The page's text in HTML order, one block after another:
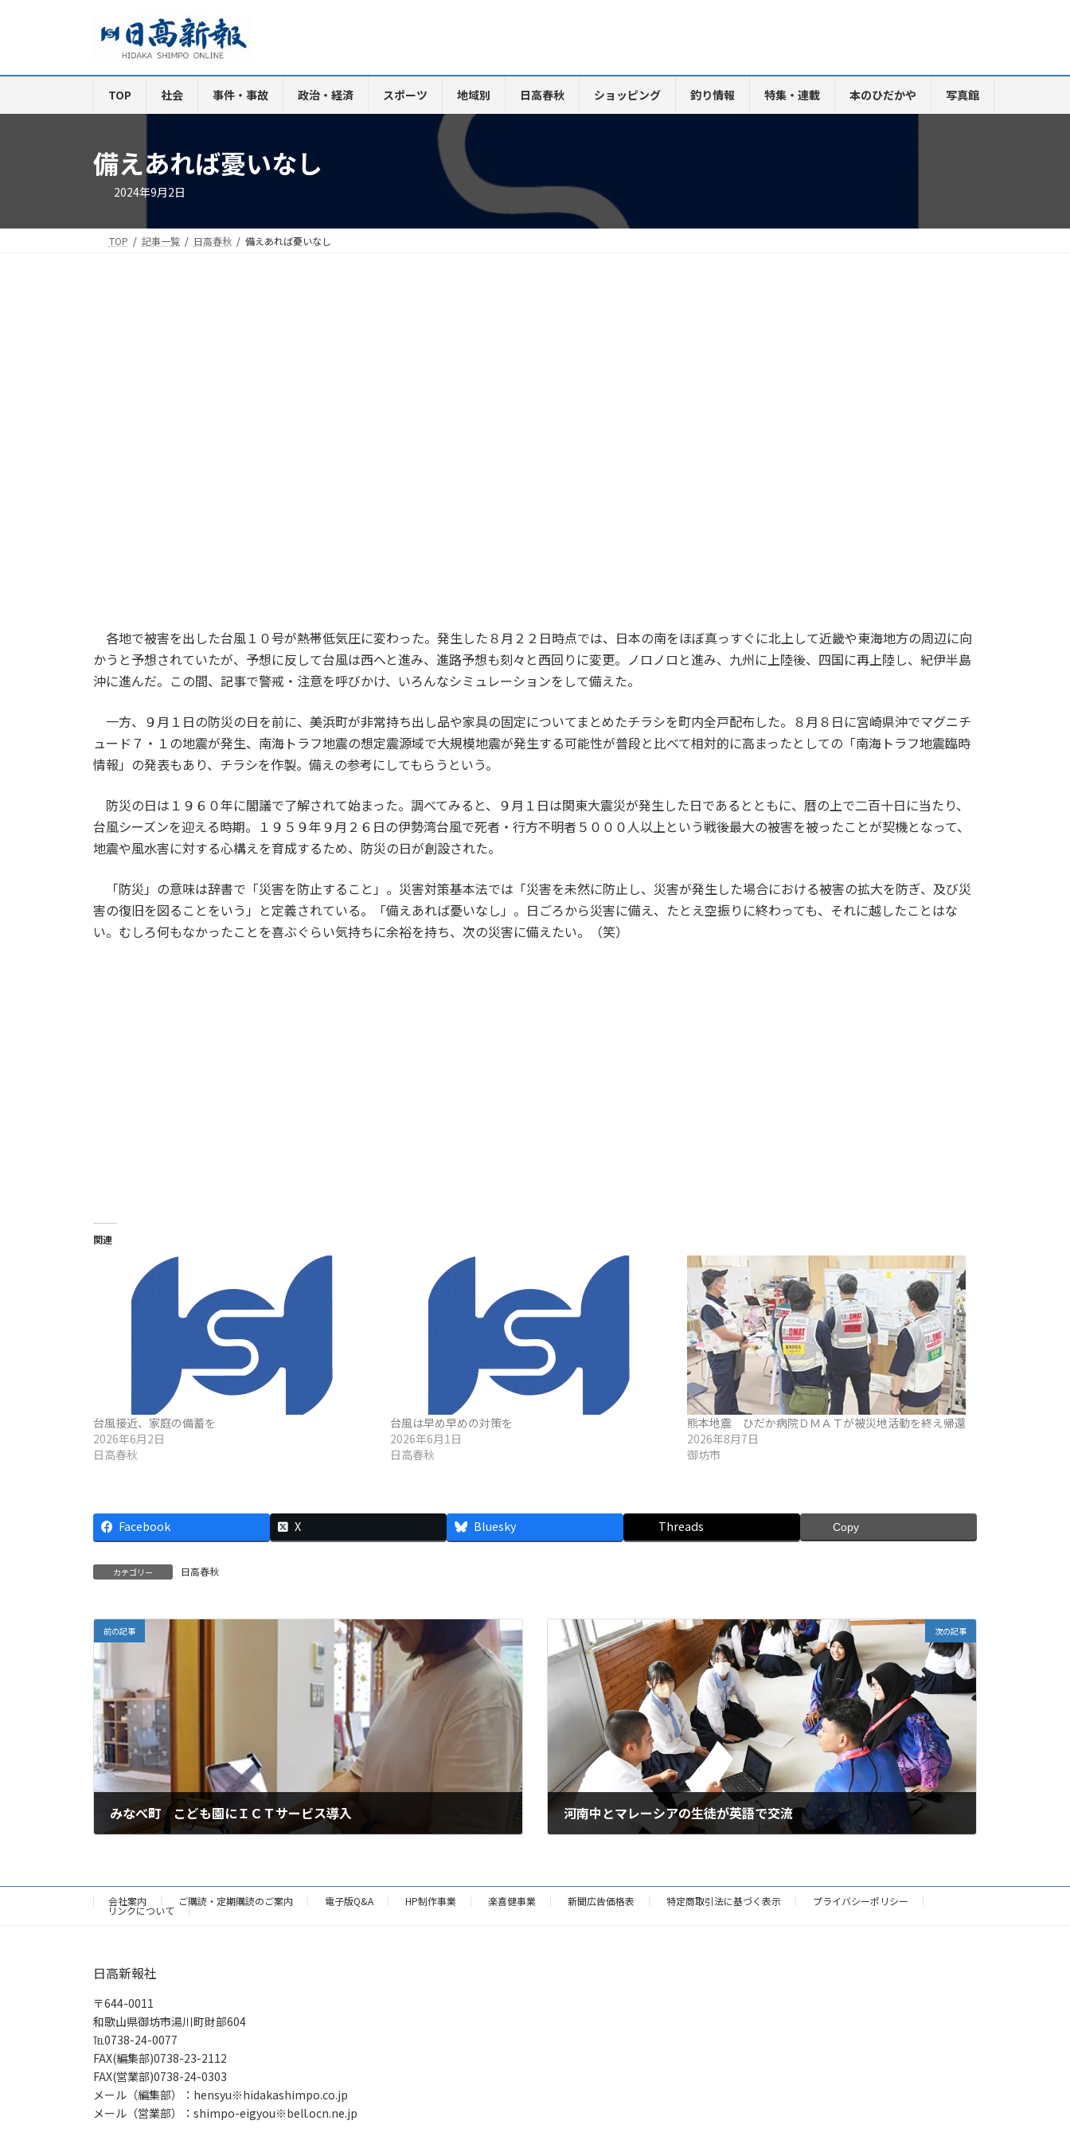
TOP 社会 事件・事故 政治・経済 スポーツ 地域別 日高春秋 ショッピング 釣り情報 特集・連載 本のひだかや 写真館
備えあれば憂いなし
2024年9月2日
TOP 記事一覧 日高春秋 備えあれば憂いなし
各地で被害を出した台風１０号が熱帯低気圧に変わった。発生した８月２２日時点では、日本の南をほぼ真っすぐに北上して近畿や東海地方の周辺に向
かうと予想されていたが、予想に反して台風は西へと進み、進路予想も刻々と西回りに変更。ノロノロと進み、九州に上陸後、四国に再上陸し、紀伊半島
沖に進んだ。この間、記事で警戒・注意を呼びかけ、いろんなシミュレーションをして備えた。
一方、９月１日の防災の日を前に、美浜町が非常持ち出し品や家具の固定についてまとめたチラシを町内全戸配布した。８月８日に宮崎県沖でマグニチ
ュード７・１の地震が発生、南海トラフ地震の想定震源域で大規模地震が発生する可能性が普段と比べて相対的に高まったとしての「南海トラフ地震臨時
情報」の発表もあり、チラシを作製。備えの参考にしてもらうという。
防災の日は１９６０年に閣議で了解されて始まった。調べてみると、９月１日は関東大震災が発生した日であるとともに、暦の上で二百十日に当たり、
台風シーズンを迎える時期。１９５９年９月２６日の伊勢湾台風で死者・行方不明者５０００人以上という戦後最大の被害を被ったことが契機となって、
地震や風水害に対する心構えを育成するため、防災の日が創設された。
「防災」の意味は辞書で「災害を防止すること」。災害対策基本法では「災害を未然に防止し、災害が発生した場合における被害の拡大を防ぎ、及び災
害の復旧を図ることをいう」と定義されている。「備えあれば憂いなし」。日ごろから災害に備え、たとえ空振りに終わっても、それに越したことはな
い。むしろ何もなかったことを喜ぶぐらい気持ちに余裕を持ち、次の災害に備えたい。（笑）
関連
台風接近、家庭の備蓄を
2026年6月2日
日高春秋
台風は早め早めの対策を
2026年6月1日
日高春秋
熊本地震 ひだか病院ＤＭＡＴが被災地活動を終え帰還
2026年8月7日
御坊市
Facebook X Bluesky Threads Copy
カテゴリー 日高春秋
前の記事
みなべ町 こども園にＩＣＴサービス導入
次の記事
河南中とマレーシアの生徒が英語で交流
会社案内 ご購読・定期購読のご案内 電子版Q&A HP制作事業 楽喜健事業 新聞広告価格表 特定商取引法に基づく表示 プライバシーポリシー
リンクについて
日高新報社
〒644-0011
和歌山県御坊市湯川町財部604
℡0738-24-0077
FAX(編集部)0738-23-2112
FAX(営業部)0738-24-0303
メール（編集部）：hensyu※hidakashimpo.co.jp
メール（営業部）：shimpo-eigyou※bell.ocn.ne.jp